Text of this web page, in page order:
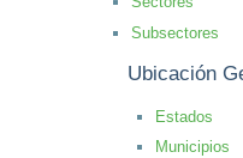
Subsectores
Ubicación
Estados
Municipios